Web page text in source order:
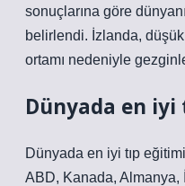
sonuçlarına göre
belirlendi. İzlanda,
ortamı nedeniyle
Dünyada en iyi
Dünyada en iyi tıp
ABD, Kanada, Almanya,